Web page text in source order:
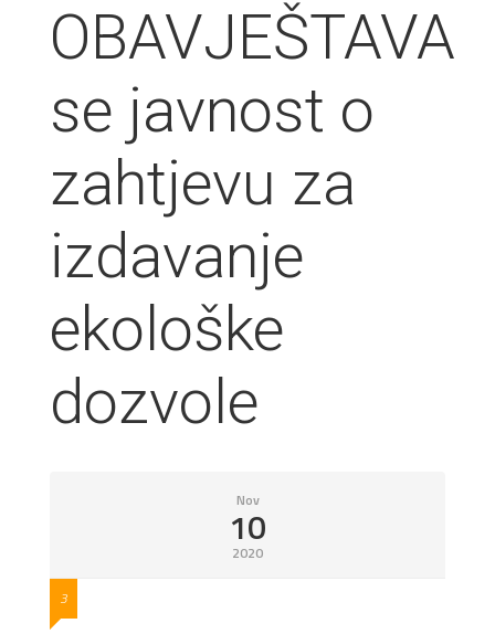
OBAVJEŠTAVA
se javnost o
zahtjevu za
izdavanje
ekološke
dozvole
Nov
10
2020
3